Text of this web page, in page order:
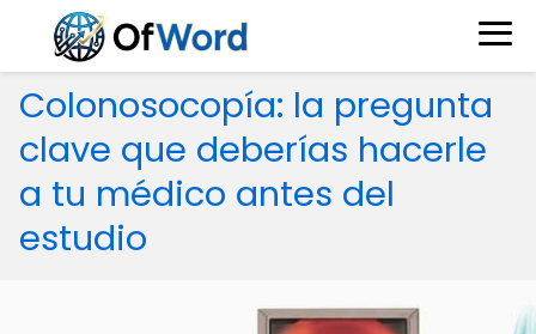
Colonosocopía: la pregunta
clave que deberías hacerle
a tu médico antes del
estudio